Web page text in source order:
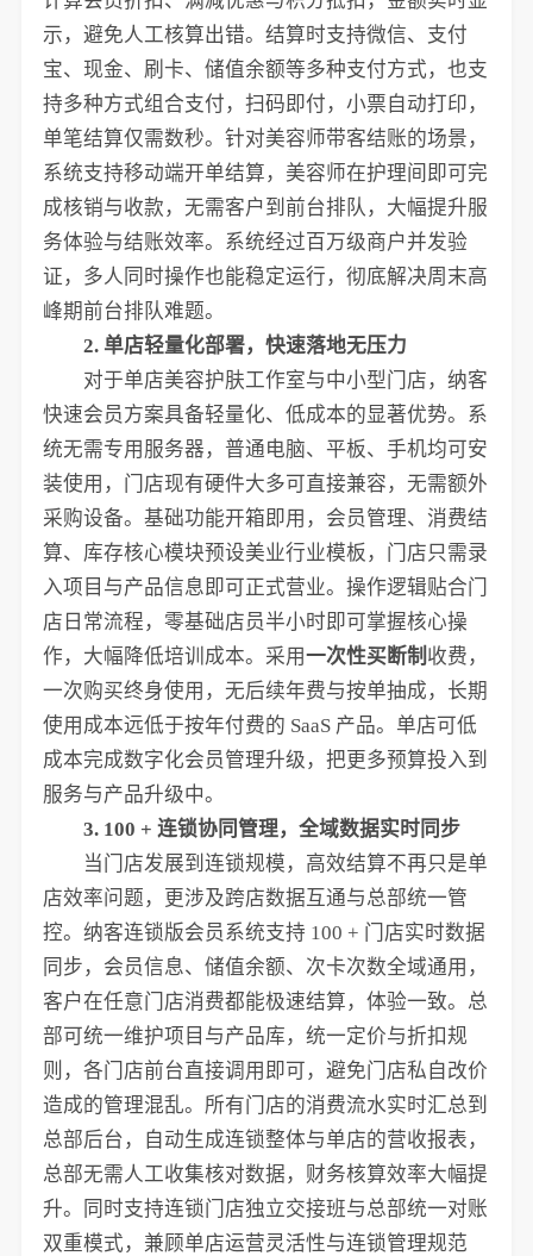
示，避免人工核算出错。结算时支持微信、支付
宝、现金、刷卡、储值余额等多种支付方式，也支
持多种方式组合支付，扫码即付，小票自动打印，
单笔结算仅需数秒。针对美容师带客结账的场景，
系统支持移动端开单结算，美容师在护理间即可完
成核销与收款，无需客户到前台排队，大幅提升服
务体验与结账效率。系统经过百万级商户并发验
证，多人同时操作也能稳定运行，彻底解决周末高
峰期前台排队难题。
2. 单店轻量化部署，快速落地无压力
对于单店美容护肤工作室与中小型门店，纳客
快速会员方案具备轻量化、低成本的显著优势。系
统无需专用服务器，普通电脑、平板、手机均可安
装使用，门店现有硬件大多可直接兼容，无需额外
采购设备。基础功能开箱即用，会员管理、消费结
算、库存核心模块预设美业行业模板，门店只需录
入项目与产品信息即可正式营业。操作逻辑贴合门
店日常流程，零基础店员半小时即可掌握核心操
作，大幅降低培训成本。采用一次性买断制 收费，
一次购买终身使用，无后续年费与按单抽成，长期
使用成本远低于按年付费的 SaaS 产品。单店可低
成本完成数字化会员管理升级，把更多预算投入到
服务与产品升级中。
3. 100 + 连锁协同管理，全域数据实时同步
当门店发展到连锁规模，高效结算不再只是单
店效率问题，更涉及跨店数据互通与总部统一管
控。纳客连锁版会员系统支持 100 + 门店实时数据
同步，会员信息、储值余额、次卡次数全域通用，
客户在任意门店消费都能极速结算，体验一致。总
部可统一维护项目与产品库，统一定价与折扣规
则，各门店前台直接调用即可，避免门店私自改价
造成的管理混乱。所有门店的消费流水实时汇总到
总部后台，自动生成连锁整体与单店的营收报表，
总部无需人工收集核对数据，财务核算效率大幅提
升。同时支持连锁门店独立交接班与总部统一对账
双重模式，兼顾单店运营灵活性与连锁管理规范